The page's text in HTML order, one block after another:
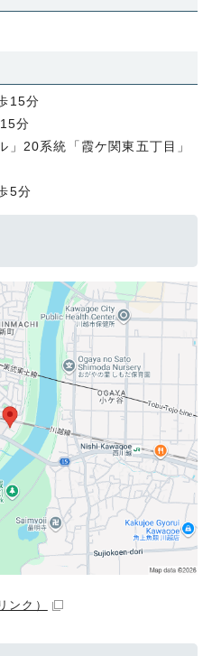
15分
分
」20系統「霞ケ関東五丁目」
5分
ンク）